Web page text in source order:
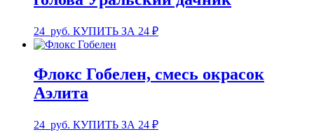
24 руб. КУПИТЬ ЗА 24 ₽
Флокс Гобелен, смесь окрасок
Аэлита
24 руб. КУПИТЬ ЗА 24 ₽